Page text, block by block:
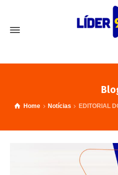
Home Notícias EDITORIAL